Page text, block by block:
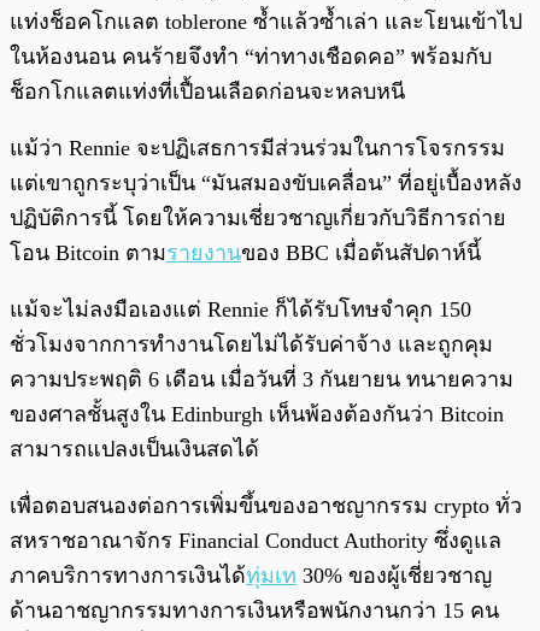
แท่งช็อคโกแลต toblerone ซ้ำแล้วซ้ำเล่า และโยนเข้าไป
ในห้องนอน คนร้ายจึงทำ “ท่าทางเชือดคอ” พร้อมกับ
ช็อกโกแลตแท่งที่เปื้อนเลือดก่อนจะหลบหนี
แม้ว่า Rennie จะปฏิเสธการมีส่วนร่วมในการโจรกรรม
แต่เขาถูกระบุว่าเป็น “มันสมองขับเคลื่อน” ที่อยู่เบื้องหลัง
ปฏิบัติการนี้ โดยให้ความเชี่ยวชาญเกี่ยวกับวิธีการถ่าย
โอน Bitcoin ตามรายงานของ BBC เมื่อต้นสัปดาห์นี้
แม้จะไม่ลงมือเองแต่ Rennie ก็ได้รับโทษจำคุก 150
ชั่วโมงจากการทำงานโดยไม่ได้รับค่าจ้าง และถูกคุม
ความประพฤติ 6 เดือน เมื่อวันที่ 3 กันยายน ทนายความ
ของศาลชั้นสูงใน Edinburgh เห็นพ้องต้องกันว่า Bitcoin
สามารถแปลงเป็นเงินสดได้
เพื่อตอบสนองต่อการเพิ่มขึ้นของอาชญากรรม crypto ทั่ว
สหราชอาณาจักร Financial Conduct Authority ซึ่งดูแล
ภาคบริการทางการเงินได้ทุ่มเท 30% ของผู้เชี่ยวชาญ
ด้านอาชญากรรมทางการเงินหรือพนักงานกว่า 15 คน